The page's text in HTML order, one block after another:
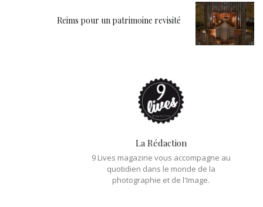
Reims pour un patrimoine revisité
La Rédaction
9 Lives magazine vous accompagne au
quotidien dans le monde de la
photographie et de l'Image.